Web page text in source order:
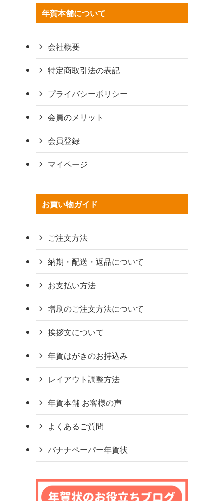
年賀本舗について
会社概要
特定商取引法の表記
プライバシーポリシー
会員のメリット
会員登録
マイページ
お買い物ガイド
ご注文方法
納期・配送・返品について
お支払い方法
増刷のご注文方法について
挨拶文について
年賀はがきのお持込み
レイアウト調整方法
年賀本舗 お客様の声
よくあるご質問
バナナペーパー年賀状